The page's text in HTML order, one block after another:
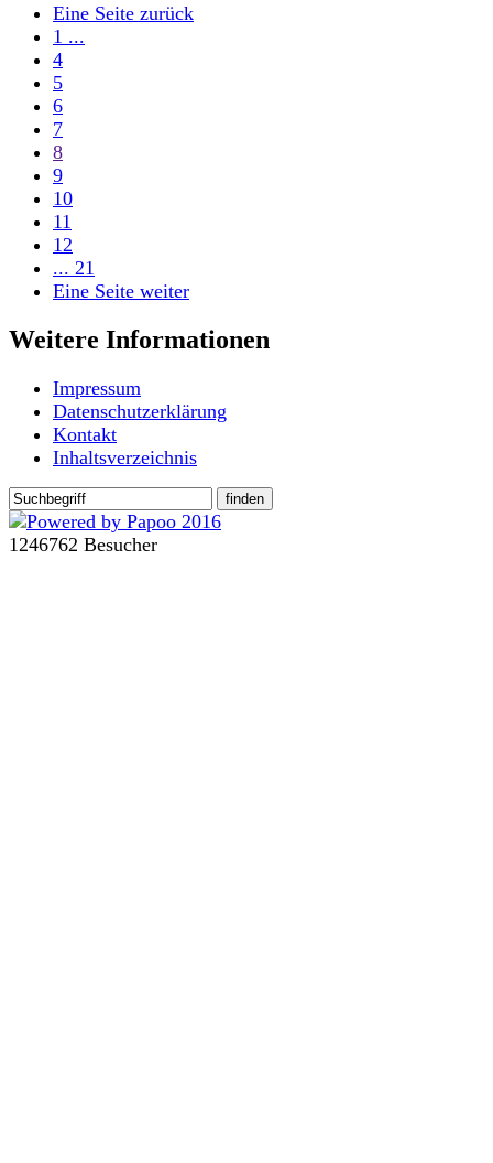
Eine Seite zurück
1 ...
4
5
6
7
8
9
10
11
12
... 21
Eine Seite weiter
Weitere Informationen
Impressum
Datenschutzerklärung
Kontakt
Inhaltsverzeichnis
1246762 Besucher